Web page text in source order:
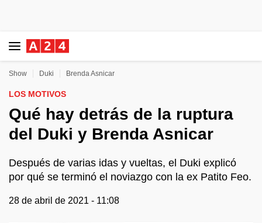
Show Duki Brenda Asnicar
LOS MOTIVOS
Qué hay detrás de la ruptura
del Duki y Brenda Asnicar
Después de varias idas y vueltas, el Duki explicó
por qué se terminó el noviazgo con la ex Patito Feo.
28 de abril de 2021 - 11:08